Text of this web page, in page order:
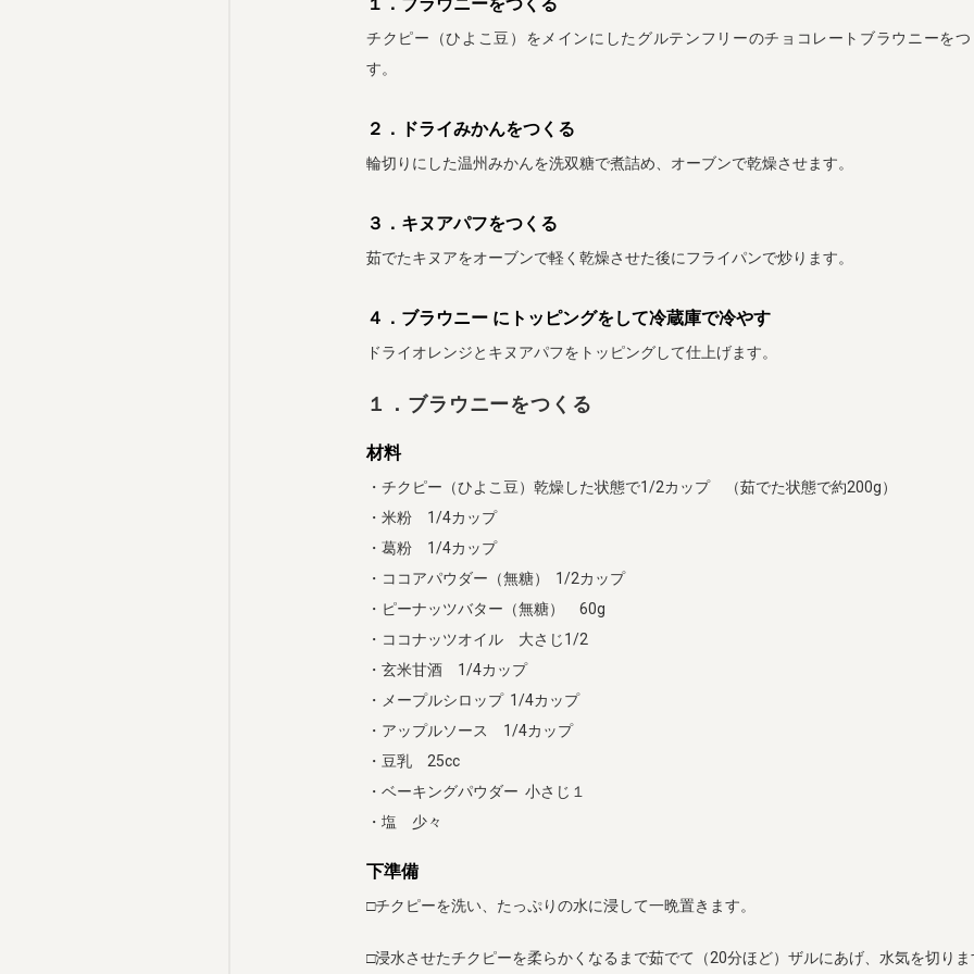
チクピー（ひよこ豆）をメインにしたグルテンフリーのチョコレートブラウニーを
す。
２．ドライみかんをつくる
輪切りにした温州みかんを洗双糖で煮詰め、オーブンで乾燥させます。
３．キヌアパフをつくる
茹でたキヌアをオーブンで軽く乾燥させた後にフライパンで炒ります。
４．ブラウニー にトッピングをして冷蔵庫で冷やす
ドライオレンジとキヌアパフをトッピングして仕上げます。
１．ブラウニーをつくる
材料
・チクピー（ひよこ豆）乾燥した状態で1/2カップ （茹でた状態で約200g）
・米粉 1/4カップ
・葛粉 1/4カップ
・ココアパウダー（無糖） 1/2カップ
・ピーナッツバター（無糖） 60g
・ココナッツオイル 大さじ1/2
・玄米甘酒 1/4カップ
・メープルシロップ 1/4カップ
・アップルソース 1/4カップ
・豆乳 25cc
・ベーキングパウダー 小さじ１
・塩 少々
下準備
□チクピーを洗い、たっぷりの水に浸して一晩置きます。
□浸水させたチクピーを柔らかくなるまで茹でて（20分ほど）ザルにあげ、水気を切りま